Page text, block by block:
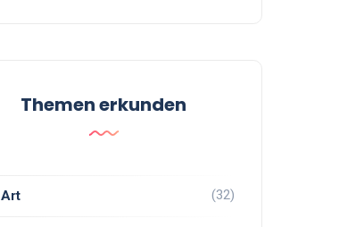
Themen erkunden
Art (32)